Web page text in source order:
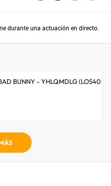
durante una actuación en directo.
BUNNY - YHLQMDLG (LOS40